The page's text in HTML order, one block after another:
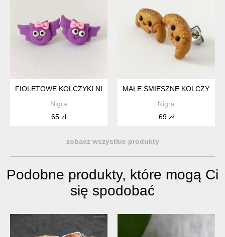
FIOLETOWE KOLCZYKI NIETOPERZE KAWAII
Nigra
65 zł
MAŁE ŚMIESZNE KOLCZYKI
Nigra
69 zł
zobacz wszystkie produkty
Podobne produkty, które mogą Ci
się spodobać